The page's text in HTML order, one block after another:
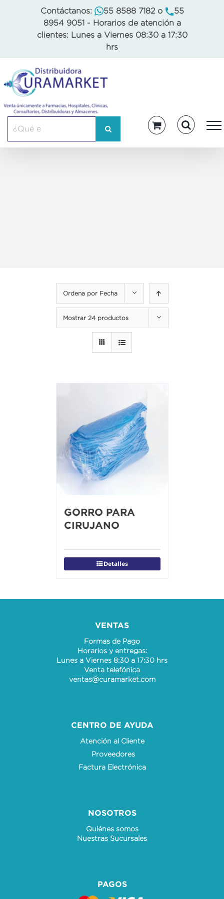
Contáctanos: 55 8588 7182o
55
8954 9051 - Horarios de atención a
clientes: Lunes a Viernes 08:30 a 17:30
hrs
Ordena por Fecha
Mostrar 24 productos
GORRO PARA
CIRUJANO
Detalles
VENTAS
Formas de Pago
Horarios y entregas:
Lunes a Viernes 8:30 a 17:30 hrs
Venta telefónica
ventas@curamarket.com
CENTRO DE AYUDA
Atención al Cliente
Proveedores
Factura Electrónica
NOSOTROS
Quiénes somos
Nuestras Sucursales
PAGOS